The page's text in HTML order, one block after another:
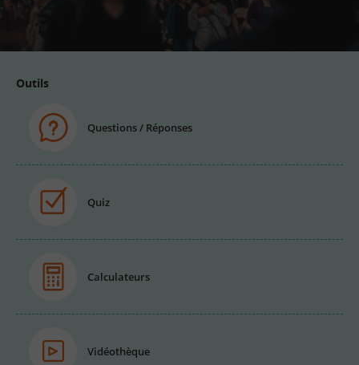
Outils
Questions / Réponses
Quiz
Calculateurs
Vidéothèque